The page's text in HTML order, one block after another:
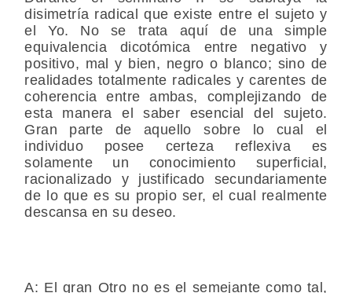
disimetría radical que existe entre el sujeto y
el Yo. No se trata aquí de una simple
equivalencia dicotómica entre negativo y
positivo, mal y bien, negro o blanco; sino de
realidades totalmente radicales y carentes de
coherencia entre ambas, complejizando de
esta manera el saber esencial del sujeto.
Gran parte de aquello sobre lo cual el
individuo posee certeza reflexiva es
solamente un conocimiento superficial,
racionalizado y justificado secundariamente
de lo que es su propio ser, el cual realmente
descansa en su deseo.
A: El gran Otro no es el semejante como tal,